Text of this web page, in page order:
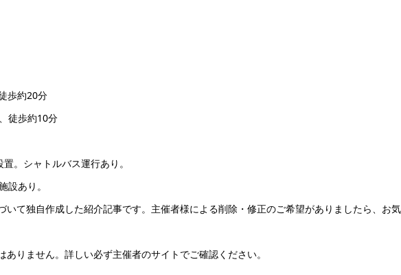
歩約20分
徒歩約10分
。シャトルバス運行あり。
設あり。
て独自作成した紹介記事です。主催者様による削除・修正のご希望がありましたら、お
りません。詳しい必ず主催者のサイトでご確認ください。